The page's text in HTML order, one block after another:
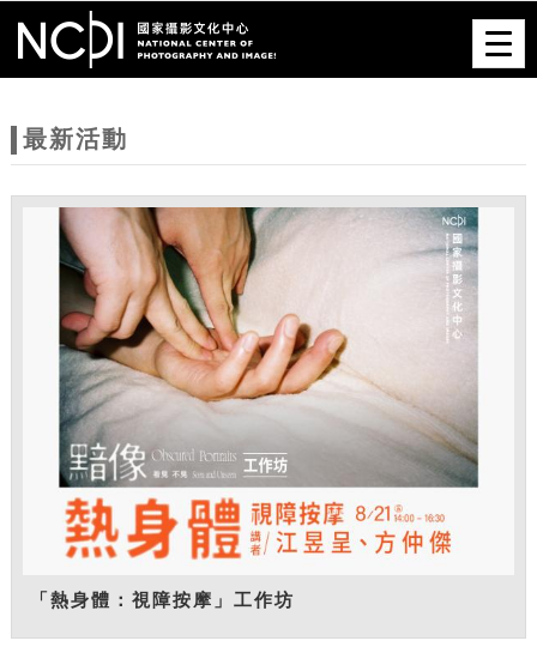
站
主
跳到主要內容
最新活動
「熱身體：視障按摩」工作坊